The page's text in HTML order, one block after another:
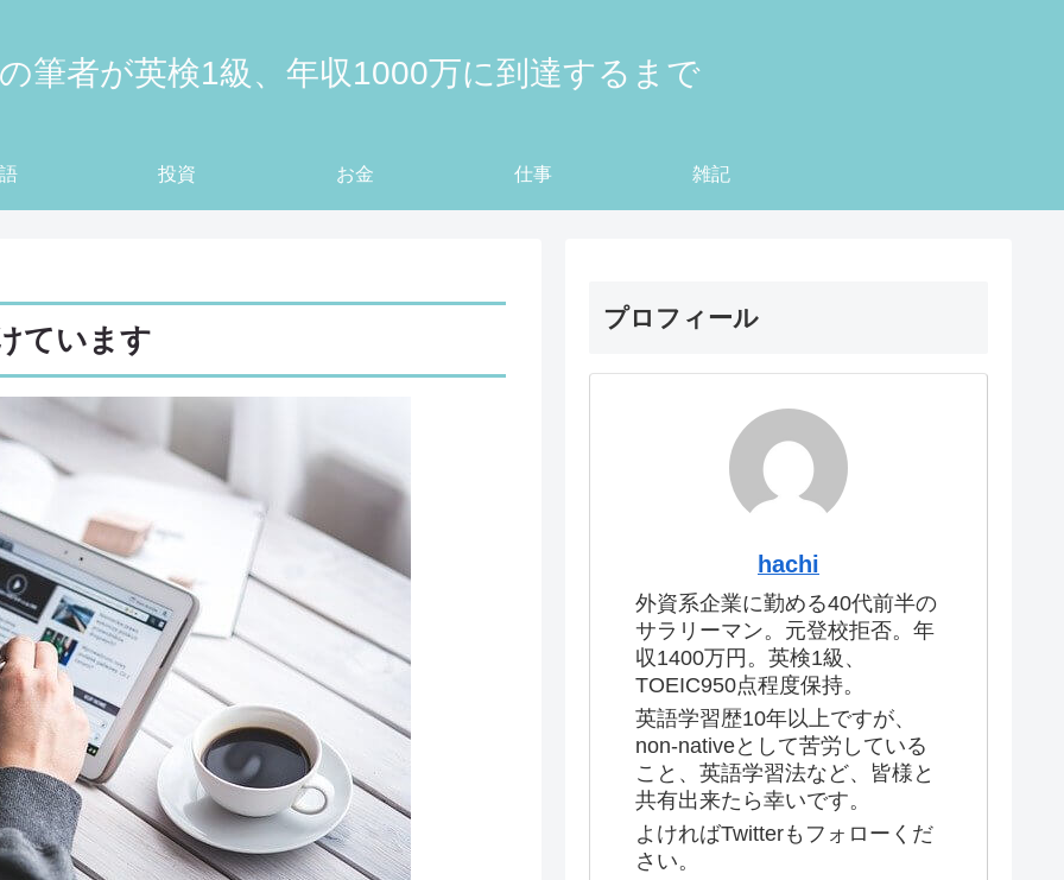
筆者が英検1級、年収1000万に到達するまで
投資 お金 仕事 雑記
ています
プロフィール
hachi
外資系企業に勤める40代前半の
サラリーマン。元登校拒否。年
収1400万円。英検1級、
TOEIC950点程度保持。
英語学習歴10年以上ですが、
non-nativeとして苦労している
こと、英語学習法など、皆様と
共有出来たら幸いです。
よければTwitterもフォローくだ
さい。